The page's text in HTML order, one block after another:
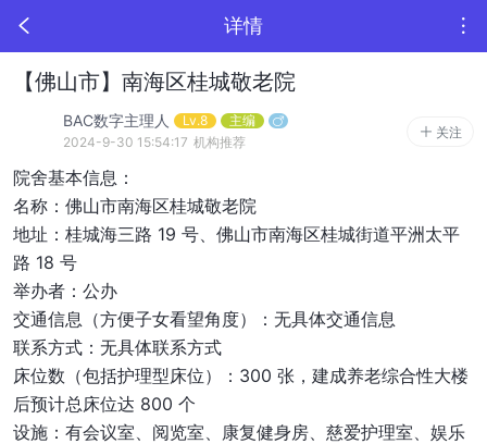
详情
【佛山市】南海区桂城敬老院
BAC数字主理人 Lv.8
主编
2024-9-30 15:54:17 机构推荐
关注
院舍基本信息：
名称：佛山市南海区桂城敬老院
地址：桂城海三路 19 号、佛山市南海区桂城街道平洲太平
路 18 号
举办者：公办
交通信息（方便子女看望角度）：无具体交通信息
联系方式：无具体联系方式
床位数（包括护理型床位）：300 张，建成养老综合性大楼
后预计总床位达 800 个
设施：有会议室、阅览室、康复健身房、慈爱护理室、娱乐